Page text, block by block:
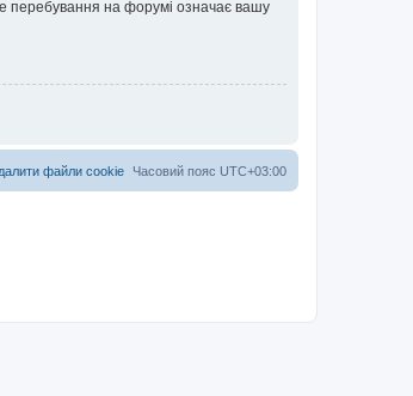
перебування на форумі означає вашу
Часовий пояс UTC+03:00
файли cookie